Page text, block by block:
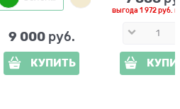
9 000 руб.
КУПИТЬ
выгода1 972 руб.